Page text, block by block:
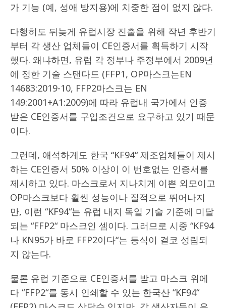
가 기능 (예, 성애 방지용)에 치중한 점이 없지 않다.
다행히도 뒤늦게 유럽시장 진출을 위해 작년 후반기
부터 각 생산 업체들이 CE인증서를 획득하기 시작
했다. 왜냐하면, 유럽 각 정부나 주정부에서 2009년
에 정한 기술 스탠다드 (FFP1, OP마스크는EN
14683:2019-10, FFP2마스크는 EN
149:2001+A1:2009)에 따라 유럽내 국가에서 인증
받은 CE인증서를 구입조건으로 요구하고 있기 때문
이다.
그런데, 애석하게도 한국 “KF94“ 제조업체들이 제시
하는 CE인증서 50% 이상이 이 번호없는 인증서를
제시하고 있다. 마스크로서 지나치게 이쁜 외모이고
OP마스크보다 훨씬 성능이나 질적으로 뛰어나지
만, 이런 “KF94“는 유럽 내지 독일 기술 기준에 미달
되는 “FFP2“ 마스크인 셈이다. 그러므로 시중 “KF94
나 KN95가 바로 FFP2이다“는 등식이 결코 성립되
지 않는다.
물론 유럽 기준으로 CE인증서를 받고 마스크 위에
다 “FFP2“를 동시 인쇄할 수 있는 한국산 “KF94“